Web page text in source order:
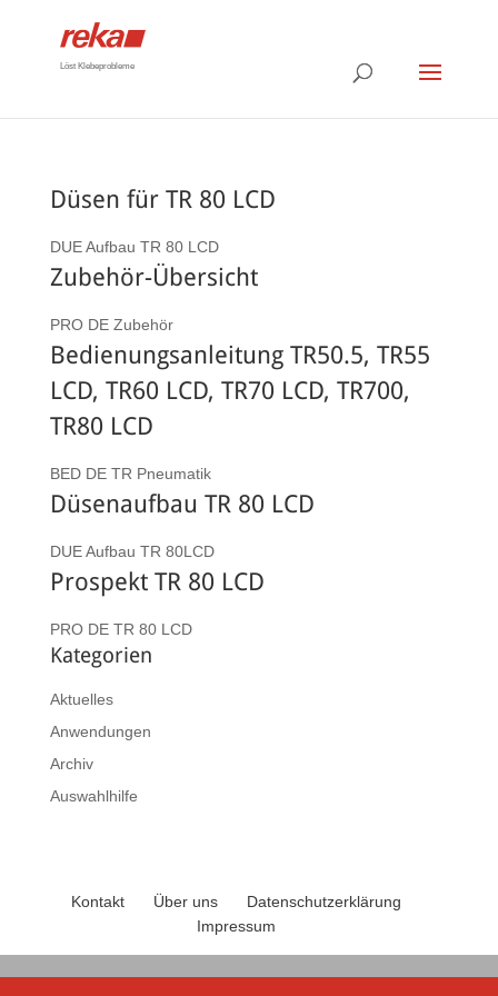
Löst Klebeprobleme
Düsen für TR 80 LCD
DUE Aufbau TR 80 LCD
Zubehör-Übersicht
PRO DE Zubehör
Bedienungsanleitung TR50.5, TR55
LCD, TR60 LCD, TR70 LCD, TR700,
TR80 LCD
BED DE TR Pneumatik
Düsenaufbau TR 80 LCD
DUE Aufbau TR 80LCD
Prospekt TR 80 LCD
PRO DE TR 80 LCD
Kategorien
Aktuelles
Anwendungen
Archiv
Auswahlhilfe
Kontakt Über uns
Datenschutzerklärung
Impressum